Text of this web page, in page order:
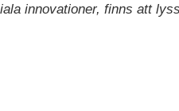
innovationer, finns att